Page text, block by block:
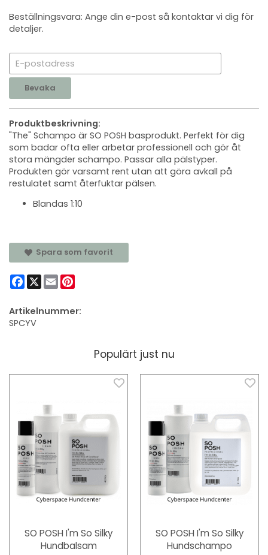
Beställningsvara: Ange din e-post så kontaktar vi dig för
detaljer.
Bevaka
Produktbeskrivning:
"The" Schampo är SO POSH basprodukt. Perfekt för dig
som badar ofta eller arbetar professionell och gör åt
stora mängder schampo. Passar alla pälstyper.
Produkten gör varsamt rent utan att göra avkall på
restulatet samt återfuktar pälsen.
Blandas 1:10
Spara som favorit
Facebook
X Email
Artikelnummer:
SPCYV
Populärt just nu
SO POSH I'm So Silky
Hundbalsam
SO POSH I'm So Silky
Hundschampo